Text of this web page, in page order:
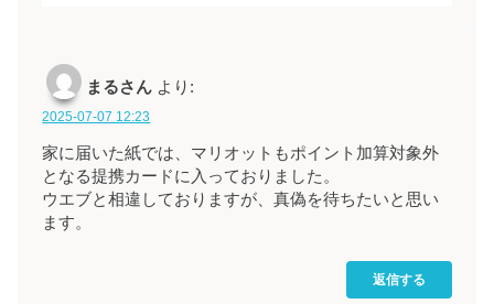
まるさん より:
2025-07-07 12:23
家に届いた紙では、マリオットもポイント加算対象外
となる提携カードに入っておりました。
ウエブと相違しておりますが、真偽を待ちたいと思い
ます。
返信する